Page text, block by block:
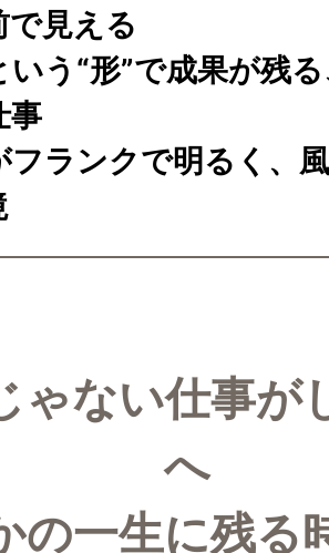
見える
いう“形”で成果が残
事
フランクで明るく、
ゃない仕事が
へ
の一生に残る